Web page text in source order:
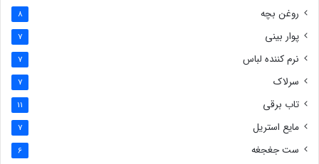
روغن بچه 8
پوار بینی 7
نرم کننده لباس 7
سرلاک 7
تاب برقی 11
مایع استریل 7
ست جغجغه 6